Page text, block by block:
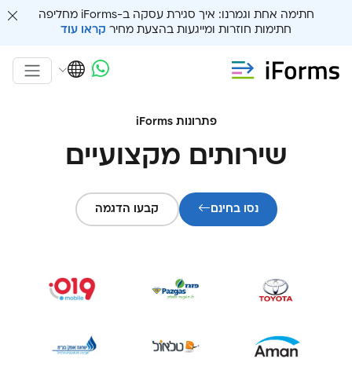
חתימה אחת וגמרנו: איך סגירת עסקה ב-iForms מחליפה
חתימות חוזרות ומייגעות בהצעת מחיר קראו עוד
פתרונות iForms
שירותים מקצועיים
נסו בחינם קבעו הדגמה